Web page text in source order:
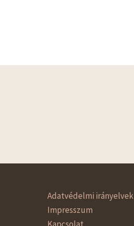
Adatvédelmi irányelvek
Impresszum